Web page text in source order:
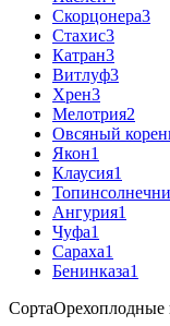
Скорцонера3
Стахис3
Катран3
Витлуф3
Хрен3
Мелотрия2
Овсяный
Якон1
Клаусия1
Ангурия1
Чуфа1
Сараха1
Бенинказа1
СортаОрехоплодные